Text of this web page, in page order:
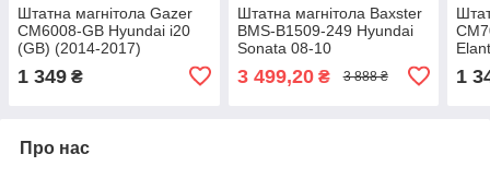
Штатна магнітола Gazer
CM6008-GB Hyundai i20
(GB) (2014-2017)
1 349 ₴
Штатна магнітола Baxster
BMS-B1509-249 Hyundai
Sonata 08-10
3 499,20₴ 3 888 ₴ 1
Про нас